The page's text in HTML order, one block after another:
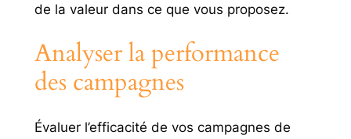
de la valeur dans ce que vous proposez.
Analyser la performance
des campagnes
Évaluer l’efficacité de vos campagnes de